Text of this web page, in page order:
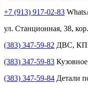
+7 (913) 917-02-83
ул. Станционная, 38,
(383) 347-59-82 ДВС,
(383) 347-59-83
(383) 347-59-84 Детали